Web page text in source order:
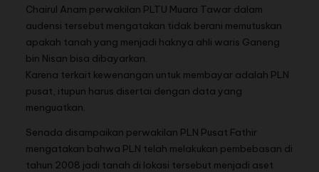
Chairul Anam perwakilan PLTU Muara Tawar dalam
audensi tersebut mengatakan tidak berani memutuskan
apakah tanah yang menjadi haknya ahli waris Ganeng
bin Nisan bisa dibayarkan.
Karena terkait kewenangan untuk membayar adalah PLN
pusat, itupun harus disertai dengan data yang
menguatkan.
Senada disampaikan perwakilan PLN Pusat Fathir
mengatakan bahwa PLN telah melakukan pembebasan di
tahun 2008 jadi tanah di lokasi tersebut menjadi aset